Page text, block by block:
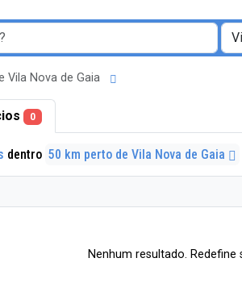
Vila Nova de Gaia
0
dentro 50 km perto de Vila Nova de Gaia
Nenhum resultado.